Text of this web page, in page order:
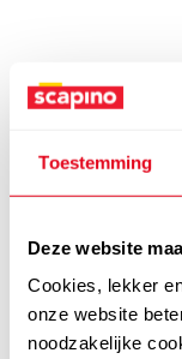
Toestemming
Deze website
Cookies, lekker
onze website
noodzakelijke